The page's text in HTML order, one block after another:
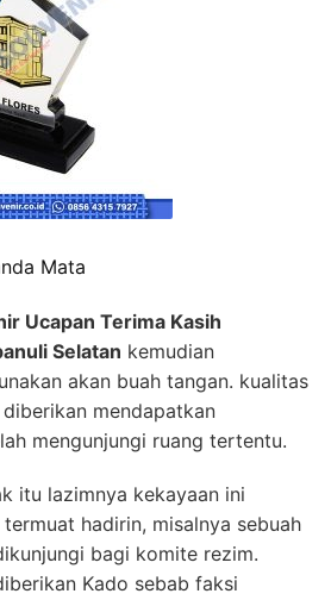
Mata
Ucapan Terima Kasih
Selatan kemudian
akan buah tangan. kualitas
mendapatkan
mengunjungi ruang tertentu.
itu lazimnya kekayaan ini
hadirin, misalnya sebuah
bagi komite rezim.
Kado sebab faksi